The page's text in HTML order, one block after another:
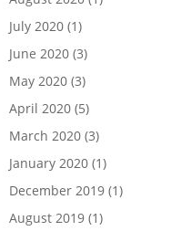
July 2020 (1)
June 2020 (3)
May 2020 (3)
April 2020 (5)
March 2020 (3)
January 2020 (1)
December 2019 (1)
August 2019 (1)